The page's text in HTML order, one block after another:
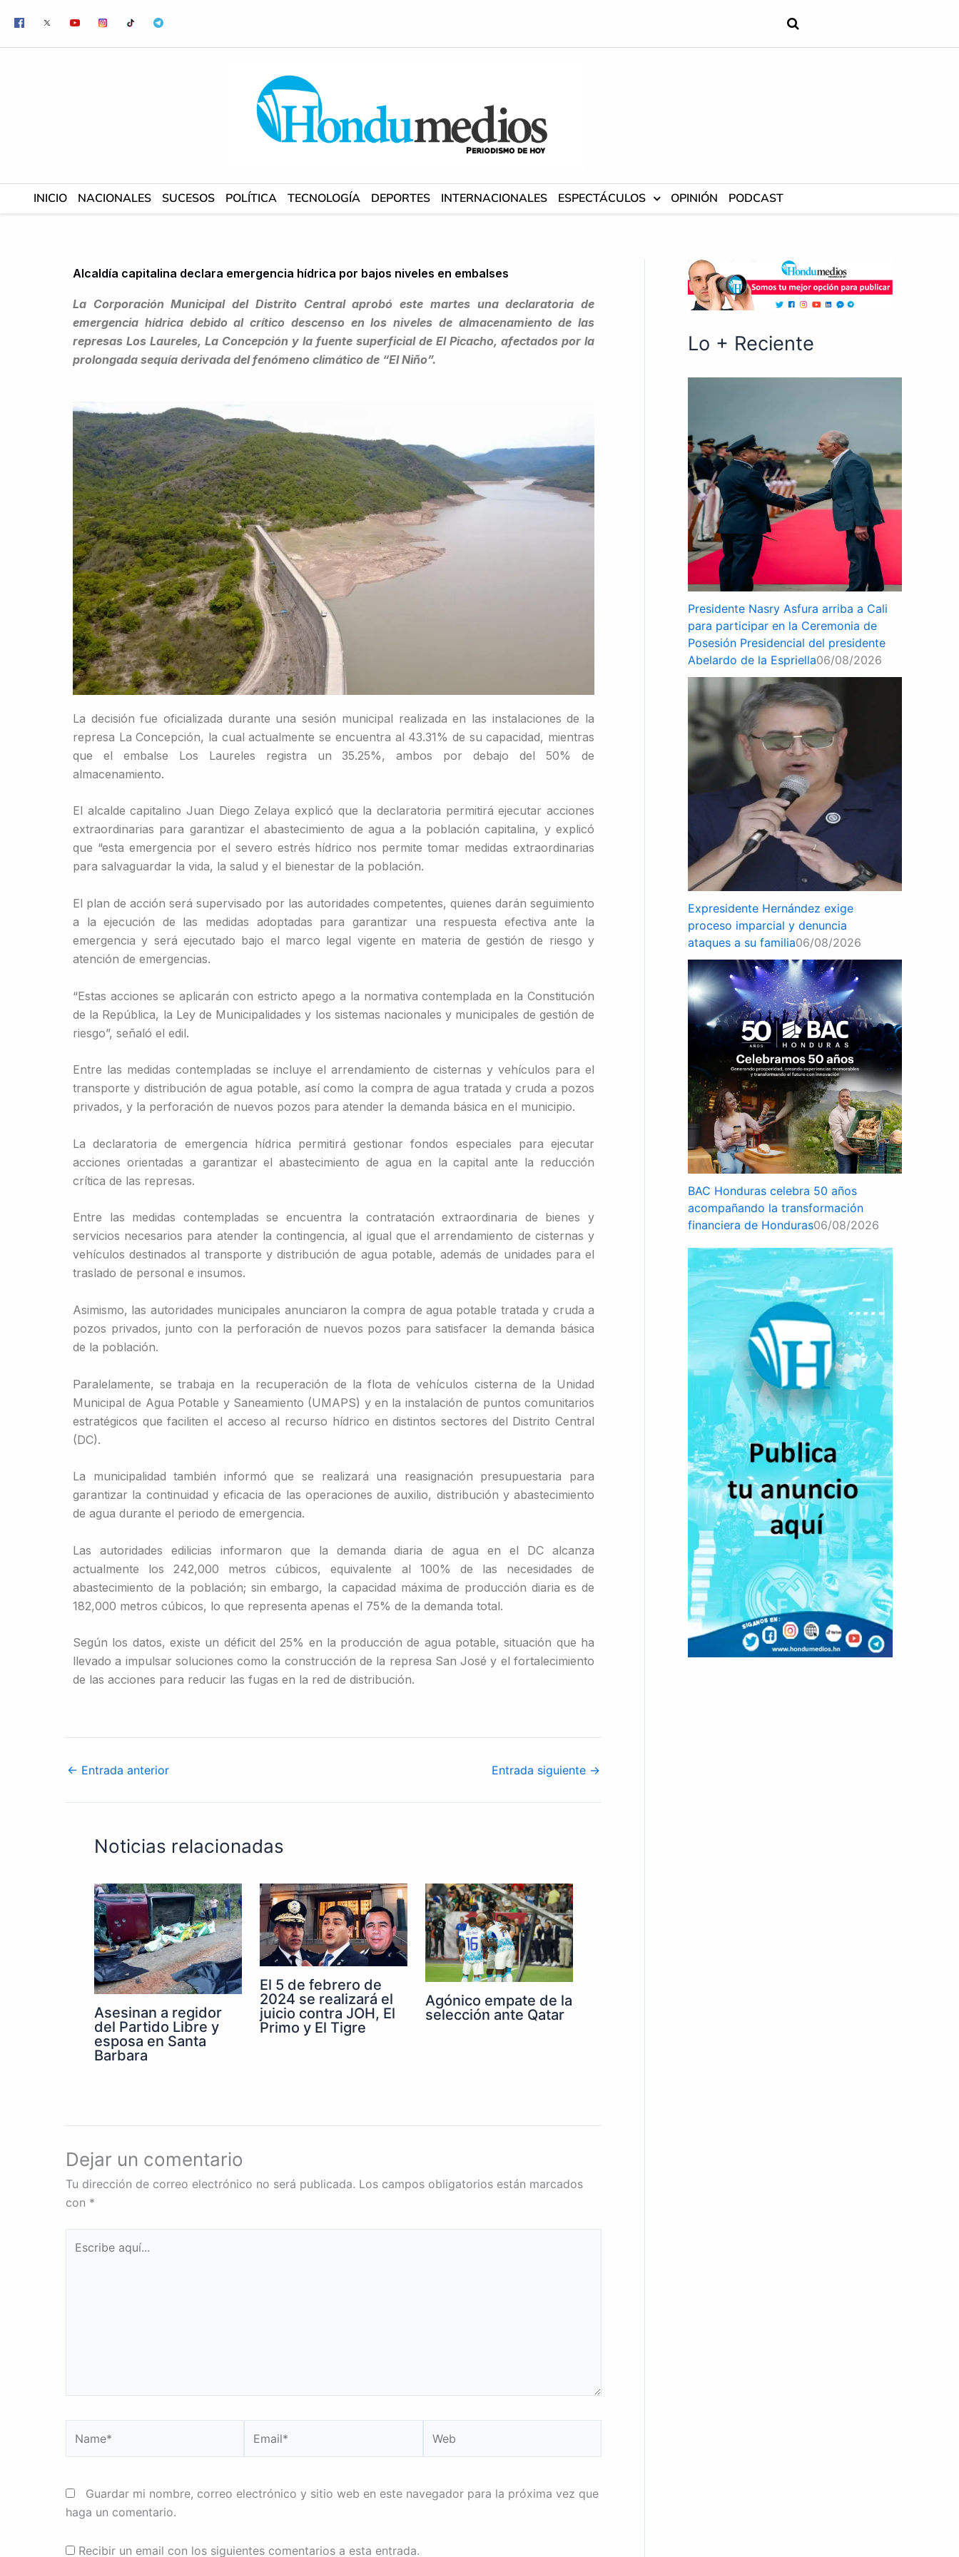
contenido
INICIO NACIONALES SUCESOS POLÍTICA TECNOLOGÍA DEPORTES INTERNACIONALES ESPECTÁCULOS OPINIÓN PODCAST
Alcaldía capitalina declara emergencia hídrica por bajos niveles en embalses
La Corporación Municipal del Distrito Central aprobó este martes una declaratoria de
emergencia hídrica debido al crítico descenso en los niveles de almacenamiento de las
represas Los Laureles, La Concepción y la fuente superficial de El Picacho, afectados por la
prolongada sequía derivada del fenómeno climático de “El Niño”.
La decisión fue oficializada durante una sesión municipal realizada en las instalaciones de la
represa La Concepción, la cual actualmente se encuentra al 43.31% de su capacidad, mientras
que el embalse Los Laureles registra un 35.25%, ambos por debajo del 50% de
almacenamiento.
El alcalde capitalino Juan Diego Zelaya explicó que la declaratoria permitirá ejecutar acciones
extraordinarias para garantizar el abastecimiento de agua a la población capitalina, y explicó
que “esta emergencia por el severo estrés hídrico nos permite tomar medidas extraordinarias
para salvaguardar la vida, la salud y el bienestar de la población.
El plan de acción será supervisado por las autoridades competentes, quienes darán seguimiento
a la ejecución de las medidas adoptadas para garantizar una respuesta efectiva ante la
emergencia y será ejecutado bajo el marco legal vigente en materia de gestión de riesgo y
atención de emergencias.
“Estas acciones se aplicarán con estricto apego a la normativa contemplada en la Constitución
de la República, la Ley de Municipalidades y los sistemas nacionales y municipales de gestión de
riesgo”, señaló el edil.
Entre las medidas contempladas se incluye el arrendamiento de cisternas y vehículos para el
transporte y distribución de agua potable, así como la compra de agua tratada y cruda a pozos
privados, y la perforación de nuevos pozos para atender la demanda básica en el municipio.
La declaratoria de emergencia hídrica permitirá gestionar fondos especiales para ejecutar
acciones orientadas a garantizar el abastecimiento de agua en la capital ante la reducción
crítica de las represas.
Entre las medidas contempladas se encuentra la contratación extraordinaria de bienes y
servicios necesarios para atender la contingencia, al igual que el arrendamiento de cisternas y
vehículos destinados al transporte y distribución de agua potable, además de unidades para el
traslado de personal e insumos.
Asimismo, las autoridades municipales anunciaron la compra de agua potable tratada y cruda a
pozos privados, junto con la perforación de nuevos pozos para satisfacer la demanda básica
de la población.
Paralelamente, se trabaja en la recuperación de la flota de vehículos cisterna de la Unidad
Municipal de Agua Potable y Saneamiento (UMAPS) y en la instalación de puntos comunitarios
estratégicos que faciliten el acceso al recurso hídrico en distintos sectores del Distrito Central
(DC).
La municipalidad también informó que se realizará una reasignación presupuestaria para
garantizar la continuidad y eficacia de las operaciones de auxilio, distribución y abastecimiento
de agua durante el periodo de emergencia.
Las autoridades edilicias informaron que la demanda diaria de agua en el DC alcanza
actualmente los 242,000 metros cúbicos, equivalente al 100% de las necesidades de
abastecimiento de la población; sin embargo, la capacidad máxima de producción diaria es de
182,000 metros cúbicos, lo que representa apenas el 75% de la demanda total.
Según los datos, existe un déficit del 25% en la producción de agua potable, situación que ha
llevado a impulsar soluciones como la construcción de la represa San José y el fortalecimiento
de las acciones para reducir las fugas en la red de distribución.
← Entrada anterior Entrada siguiente →
Noticias relacionadas
Asesinan a regidor
del Partido Libre y
esposa en Santa
Barbara
El 5 de febrero de
2024 se realizará el
juicio contra JOH, El
Primo y El Tigre
Agónico empate de la
selección ante Qatar
Dejar un comentario
Tu dirección de correo electrónico no será publicada. Los campos obligatorios están marcados
con *
aquí...
Guardar mi nombre, correo electrónico y sitio web en este navegador para la próxima vez que
haga un comentario.
Recibir un email con los siguientes comentarios a esta entrada.
Lo + Reciente
Presidente Nasry Asfura arriba a Cali
para participar en la Ceremonia de
Posesión Presidencial del presidente
Abelardo de la Espriella06/08/2026
Expresidente Hernández exige
proceso imparcial y denuncia
ataques a su familia06/08/2026
BAC Honduras celebra 50 años
acompañando la transformación
financiera de Honduras06/08/2026